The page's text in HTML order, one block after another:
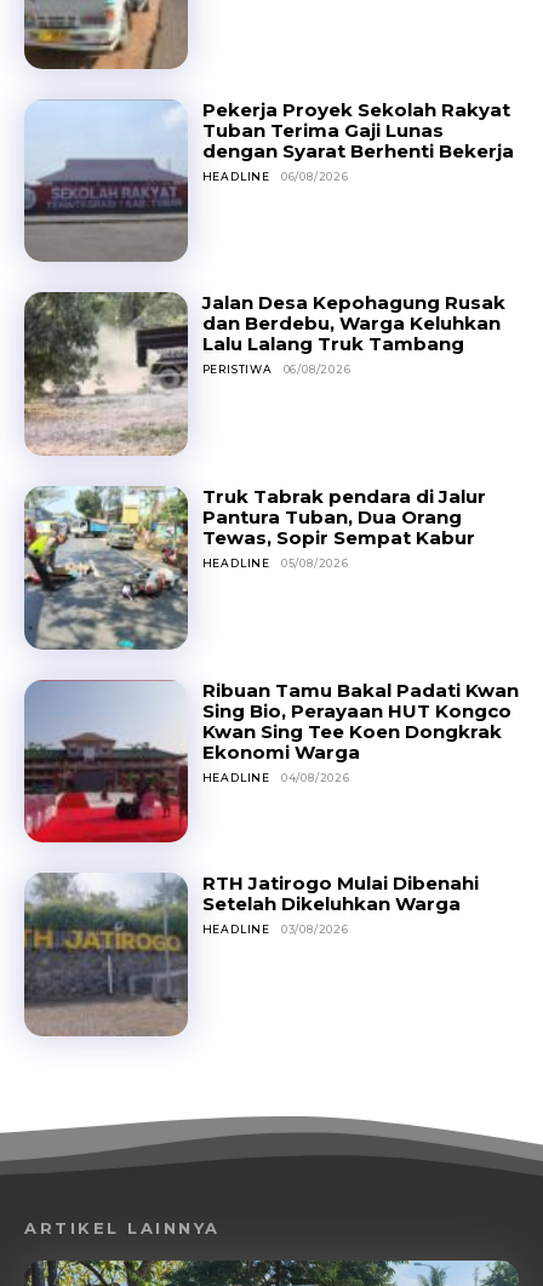
Pekerja Proyek Sekolah Rakyat
Tuban Terima Gaji Lunas
dengan Syarat Berhenti Bekerja
HEADLINE 06/08/2026
Jalan Desa Kepohagung Rusak
dan Berdebu, Warga Keluhkan
Lalu Lalang Truk Tambang
PERISTIWA 06/08/2026
Truk Tabrak pendara di Jalur
Pantura Tuban, Dua Orang
Tewas, Sopir Sempat Kabur
HEADLINE 05/08/2026
Ribuan Tamu Bakal Padati Kwan
Sing Bio, Perayaan HUT Kongco
Kwan Sing Tee Koen Dongkrak
Ekonomi Warga
HEADLINE 04/08/2026
RTH Jatirogo Mulai Dibenahi
Setelah Dikeluhkan Warga
HEADLINE 03/08/2026
ARTIKEL LAINNYA